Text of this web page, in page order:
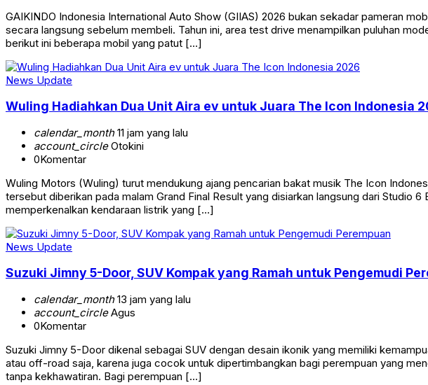
GAIKINDO Indonesia International Auto Show (GIIAS) 2026 bukan sekadar pameran
secara langsung sebelum membeli. Tahun ini, area test drive menampilkan puluhan
berikut ini beberapa mobil yang patut […]
News Update
Wuling Hadiahkan Dua Unit Aira ev untuk Juara The Icon Indonesia
calendar_month11 jam yang lalu
account_circleOtokini
0Komentar
Wuling Motors (Wuling) turut mendukung ajang pencarian bakat musik The Icon
tersebut diberikan pada malam Grand Final Result yang disiarkan langsung dari Studio
memperkenalkan kendaraan listrik yang […]
News Update
Suzuki Jimny 5-Door, SUV Kompak yang Ramah untuk Pengemudi
calendar_month13 jam yang lalu
account_circleAgus
0Komentar
Suzuki Jimny 5-Door dikenal sebagai SUV dengan desain ikonik yang memiliki
atau off-road saja, karena juga cocok untuk dipertimbangkan bagi perempuan yang
tanpa kekhawatiran. Bagi perempuan […]